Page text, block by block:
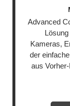
Advanced
Kameras,
der
aus